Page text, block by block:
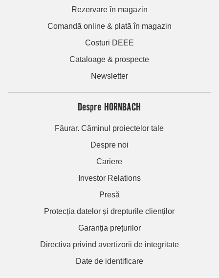
Rezervare în magazin
Comandă online & plată în magazin
Costuri DEEE
Cataloage & prospecte
Newsletter
Despre HORNBACH
Făurar. Căminul proiectelor tale
Despre noi
Cariere
Investor Relations
Presă
Protecția datelor și drepturile clienților
Garanția prețurilor
Directiva privind avertizorii de integritate
Date de identificare